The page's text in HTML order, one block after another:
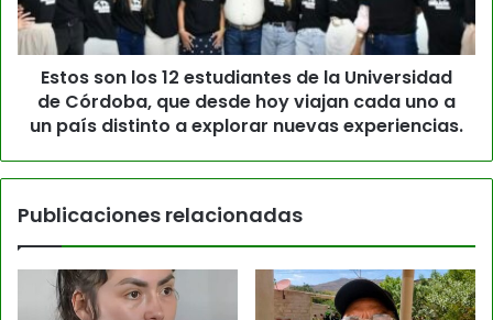
Estos son los 12 estudiantes de la Universidad
de Córdoba, que desde hoy viajan cada uno a
un país distinto a explorar nuevas experiencias.
Publicaciones relacionadas